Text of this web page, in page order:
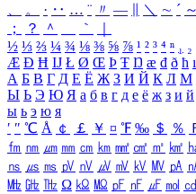
、
。 · ‥ … ¨ 〃 ― ＼ ∼ ´ ～
；
？ ＾ ｀
½ ⅓ ⅔ ¼ ¾ ⅛ ⅜ ⅝ ⅞ ¹ ² ³ ⁴ ⁿ ₁ ₂
Æ Ð Ħ Ĳ Ł Ø Œ Þ Ŧ Ŋ æ đ ð ħ ı
А Б В Г Д Е Ё Ж З И Й К Л М
Ы Ь Э Ю Я а б в г д е ё ж з и й
ы ь э ю я
′ ″ ℃ Å ￠ ￡ ￥ ¤ ℉ ‰ ＄ ％
㎙ ㎚ ㎛ ㎜ ㎝ ㎞ ㎟ ㎠ ㎡ ㎢
㎱ ㎲ ㎳ ㎴ ㎵ ㎶ ㎷ ㎸ ㎹ ㎀
㎒ ㎓ ㎔ Ω ㏀ ㏁ ㎊ ㎋ ㎌ ㏖ ㏅